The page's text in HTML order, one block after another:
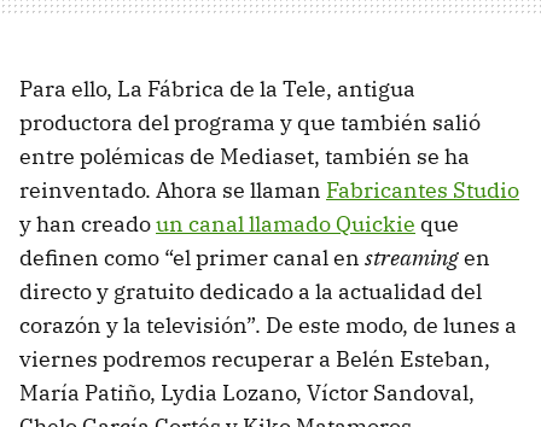
Para ello, La Fábrica de la Tele, antigua
productora del programa y que también salió
entre polémicas de Mediaset, también se ha
reinventado. Ahora se llaman Fabricantes Studio
y han creadoun canal llamado Quickie que
definen como “el primer canal en streamingen
directo y gratuito dedicado a la actualidad del
corazón y la televisión”. De este modo, de lunes a
viernes podremos recuperar a Belén Esteban,
María Patiño, Lydia Lozano, Víctor Sandoval,